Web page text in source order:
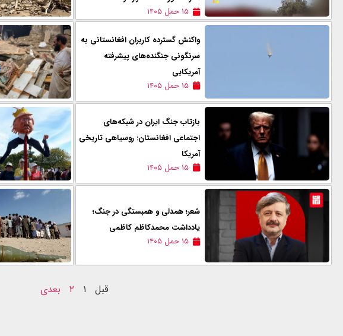
۱۵ حمل ۱۴۰۵
واکنش گسترده کاربران افغانستانی به
سرنگونی جنگنده‌های پیشرفته‌
آمریکایی
۱۵ حمل ۱۴۰۵
بازتاب جنگ ایران در شبکه‌های
اجتماعی افغانستان: روسیاهی تاريخی
آمریکا
۱۵ حمل ۱۴۰۵
شعر؛ همدلی و همبستگی در جنگ؛
یادداشت محمدکاظم کاظمی
۱۵ حمل ۱۴۰۵
قبل ۱ ۲ بعدی